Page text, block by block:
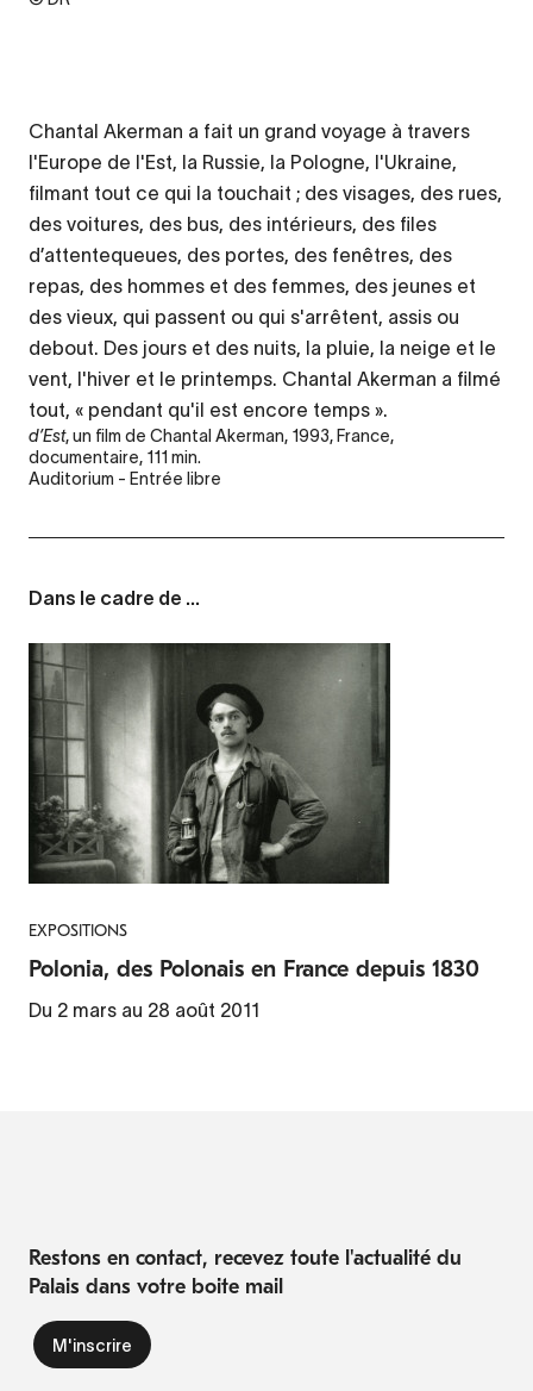
Chantal Akerman a fait un grand voyage à travers
l'Europe de l'Est, la Russie, la Pologne, l'Ukraine,
filmant tout ce qui la touchait ; des visages, des rues,
des voitures, des bus, des intérieurs, des files
d’attentequeues, des portes, des fenêtres, des
repas, des hommes et des femmes, des jeunes et
des vieux, qui passent ou qui s'arrêtent, assis ou
debout. Des jours et des nuits, la pluie, la neige et le
vent, l'hiver et le printemps. Chantal Akerman a filmé
tout, « pendant qu'il est encore temps ».
d’Est, un film de Chantal Akerman, 1993, France,
documentaire, 111 min.
Auditorium - Entrée libre
Dans le cadre de ...
EXPOSITIONS
Polonia, des Polonais en France depuis 1830
Du 2 mars au 28 août 2011
Restons en contact, recevez toute l'actualité du
Palais dans votre boite mail